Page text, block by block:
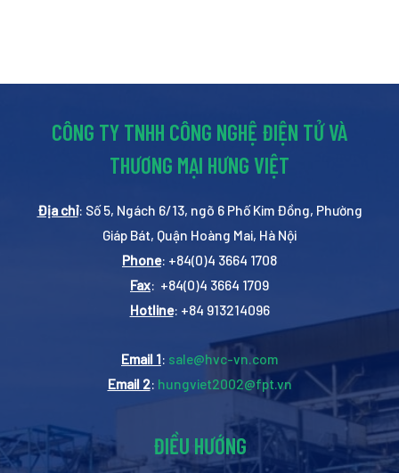
CÔNG TY TNHH CÔNG NGHỆ ĐIỆN TỬ VÀ
THƯƠNG MẠI HƯNG VIỆT
Địa chỉ: Số 5, Ngách 6/13, ngõ 6 Phố Kim Đồng, Phường
Giáp Bát, Quận Hoàng Mai, Hà Nội
Phone: +84(0)4 3664 1708
Fax: +84(0)4 3664 1709
Hotline: +84 913214096
Email 1: sale@hvc-vn.com
Email 2: hungviet2002@fpt.vn
ĐIỀU HƯỚNG